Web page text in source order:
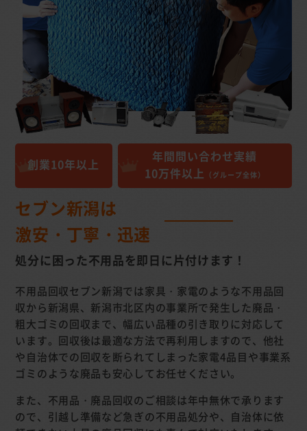
創業10年以上
年間問い合わせ実績
10万件以上 （グループ全体）
セブン新潟は
激安・丁寧・迅速
処分に困った不用品を即日に片付けます！
不用品回収セブン新潟では家具・家電のような不用品回
収から新潟県、新潟市北区内の事業所で発生した廃品・
粗大ゴミの回収まで、幅広い品種の引き取りに対応して
います。回収後は最適な方法で再利用しますので、他社
や自治体での回収を断られてしまった家電4品目や事業系
ゴミのような廃品も安心してお任せください。
また、不用品・廃品回収のご相談は年中無休で承ります
ので、引越し準備など急ぎの不用品処分や、自治体に依